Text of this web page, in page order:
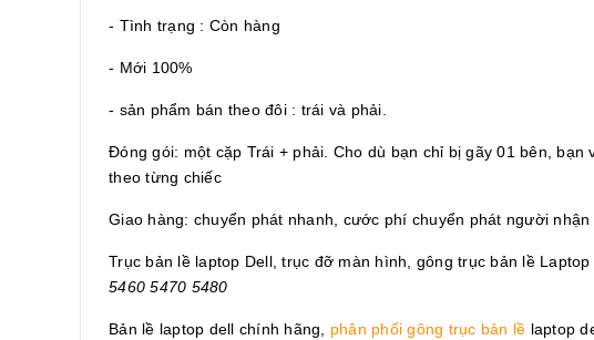
- Tình trạng : Còn hàng
- Mới 100%
- sản phẩm bán theo đôi : trái và phải.
Đóng gói: một cặp Trái + phải. Cho dù bạn chỉ bị gãy 01 bên,
theo từng chiếc
Giao hàng: chuyển phát nhanh, cước phí chuyển phát người nhận
Trục bản lề laptop Dell, trục đỡ màn hình, gông trục bản lề
5460 5470 5480
Bản lề laptop dell chính hãng, phân phối gông trục bản lề laptop